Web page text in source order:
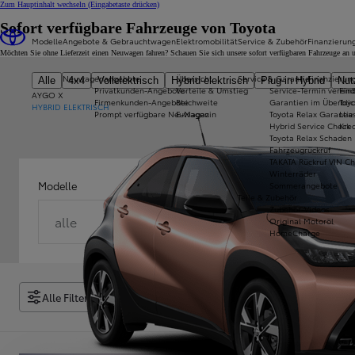
Zum Hauptinhalt wechseln (Eingabetaste drücken)
Modelle
Alle 4x4 Vollelektrisch Hybrid-elektrisch Plug-in Hybrid
AYGO X
HYBRID ELEKTRISCH
Angebote & Gebrauchtwagen
Neuwagenangebote
Privatkunden-Angebote
Firmenkunden-Angebote
Prompt verfügbare Neuwagen
Elektromobilität
Übersicht
Vorteile & Umstieg
Reichweite
E-Magazin
Service & Zubehör
Service & Garantie
Service-Termin
Garantien im
Toyota Relax Garantie
Hybrid Service Check
Toyota Relax Schaden
Fahrzeugrückruf
TAKATA Rückruf VIN
Winterräder
Sommerangebote
Teile & Zubehör
Zubehör-Videos
Original Motoröl
HomeCharge
Sofort verfügbare Fahrzeuge von Toyota
Möchten Sie ohne Lieferzeit einen Neuwagen fahren? Schauen Sie sich unsere sofort verfügbaren Fahrzeuge
Modelle
alle
Alle Filter